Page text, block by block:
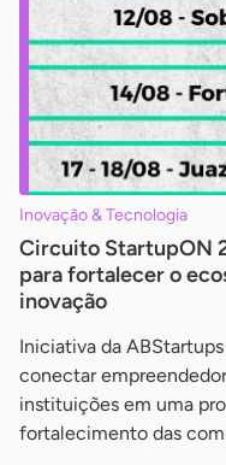
Inovação & Tecnologia
Circuito StartupON
para fortalecer o
inovação
Iniciativa da
conectar
instituições em uma
fortalecimento das